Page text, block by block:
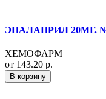
ЭНАЛАПРИЛ 20МГ.
ХЕМОФАРМ
от 143.20 р.
В корзину